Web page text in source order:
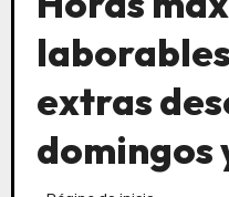
extras
domingos